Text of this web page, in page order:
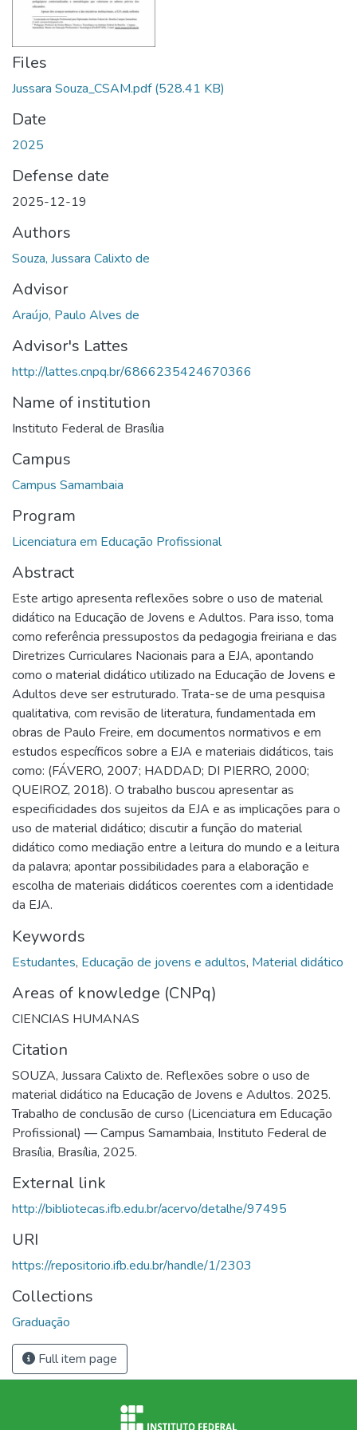
Files
Jussara Souza_CSAM.pdf(528.41 KB)
Date
2025
Defense date
2025-12-19
Authors
Souza, Jussara Calixto de
Advisor
Araújo, Paulo Alves de
Advisor's Lattes
http://lattes.cnpq.br/6866235424670366
Name of institution
Instituto Federal de Brasília
Campus
Campus Samambaia
Program
Licenciatura em Educação Profissional
Abstract
Este artigo apresenta reflexões sobre o uso de material
didático na Educação de Jovens e Adultos. Para isso, toma
como referência pressupostos da pedagogia freiriana e das
Diretrizes Curriculares Nacionais para a EJA, apontando
como o material didático utilizado na Educação de Jovens e
Adultos deve ser estruturado. Trata-se de uma pesquisa
qualitativa, com revisão de literatura, fundamentada em
obras de Paulo Freire, em documentos normativos e em
estudos específicos sobre a EJA e materiais didáticos, tais
como: (FÁVERO, 2007; HADDAD; DI PIERRO, 2000;
QUEIROZ, 2018). O trabalho buscou apresentar as
especificidades dos sujeitos da EJA e as implicações para o
uso de material didático; discutir a função do material
didático como mediação entre a leitura do mundo e a leitura
da palavra; apontar possibilidades para a elaboração e
escolha de materiais didáticos coerentes com a identidade
da EJA.
Keywords
Estudantes, Educação de jovens e adultos, Material didático
Areas of knowledge (CNPq)
CIENCIAS HUMANAS
Citation
SOUZA, Jussara Calixto de. Reflexões sobre o uso de
material didático na Educação de Jovens e Adultos. 2025.
Trabalho de conclusão de curso (Licenciatura em Educação
Profissional) — Campus Samambaia, Instituto Federal de
Brasília, Brasília, 2025.
External link
http://bibliotecas.ifb.edu.br/acervo/detalhe/97495
URI
https://repositorio.ifb.edu.br/handle/1/2303
Collections
Graduação
Full item page